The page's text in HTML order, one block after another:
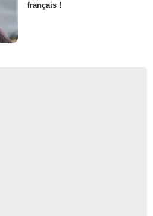
français !